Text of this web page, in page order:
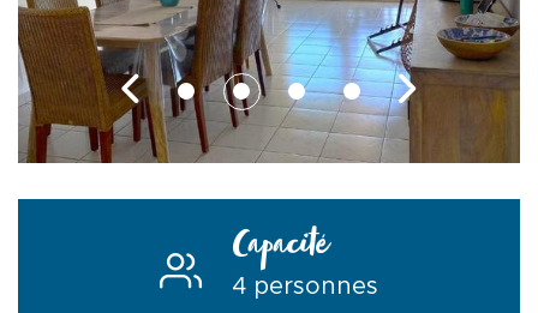
Capacité
4 personnes